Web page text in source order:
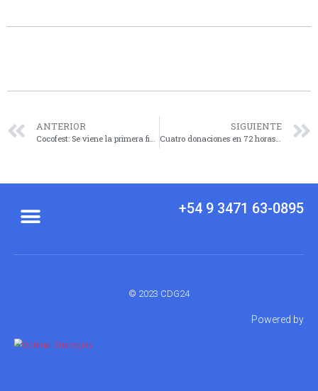
ANTERIOR SIGUIENTE
Cuatro donaciones en 72 horas en Santa Fe permitieron 12 trasplantes en el país
+54 9 3471 63-0895
© 2023 CDG24
Powered by